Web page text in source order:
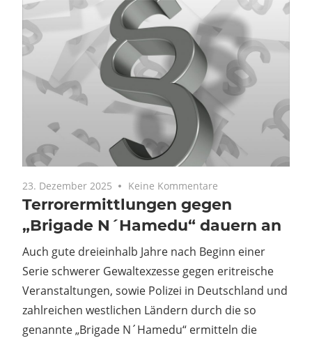
23. Dezember 2025 Keine Kommentare
Terrorermittlungen gegen
„Brigade N´Hamedu“ dauern an
Auch gute dreieinhalb Jahre nach Beginn einer
Serie schwerer Gewaltexzesse gegen eritreische
Veranstaltungen, sowie Polizei in Deutschland und
zahlreichen westlichen Ländern durch die so
genannte „Brigade N´Hamedu“ ermitteln die